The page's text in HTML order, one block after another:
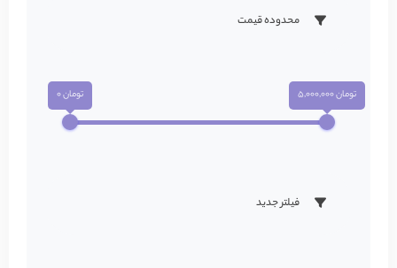
محدوده قیمت
تومان 0 تومان 5,000,000
فیلتر جدید